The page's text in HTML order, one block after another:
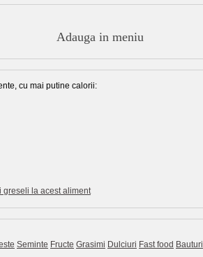
Adauga in meniu
cu mai putine calorii:
greseli la acest aliment
Seminte Fructe Grasimi Dulciuri Fast food Bauturi